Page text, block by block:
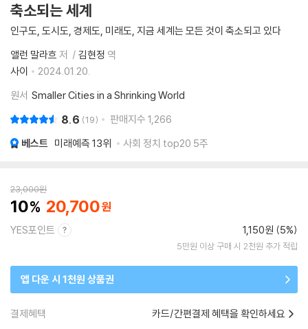
축소되는 세계
인구도, 도시도, 경제도, 미래도, 지금 세계는 모든 것이 축소되고 있다
앨런 말라흐 저 김현정 역
사이
2024.01.20.
원서 Smaller Cities in a Shrinking World
8.6 19 판매지수 1,266
베스트 미래예측 13위 사회 정치 top20 5주
23,000원
10 20,700
YES포인트 1,150원 (5%)
5만원 이상 구매 시 2천원 추가 적립
앱 다운 시 1천원 상품권
결제혜택 카드/간편결제 혜택을 확인하세요